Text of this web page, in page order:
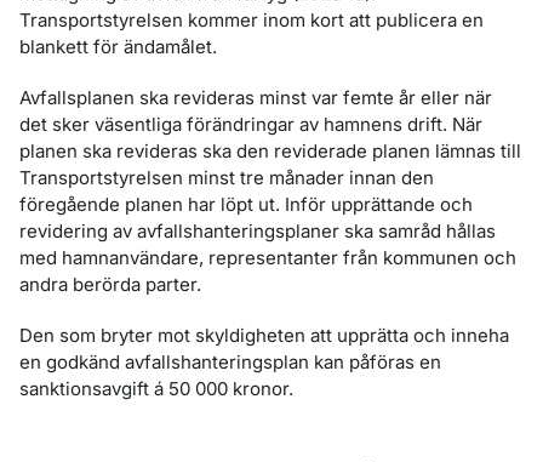
Transportstyrelsen kommer inom kort att publicera en
blankett för ändamålet.
Avfallsplanen ska revideras minst var femte år eller när
det sker väsentliga förändringar av hamnens drift. När
planen ska revideras ska den reviderade planen lämnas till
Transportstyrelsen minst tre månader innan den
föregående planen har löpt ut. Inför upprättande och
revidering av avfallshanteringsplaner ska samråd hållas
med hamnanvändare, representanter från kommunen och
andra berörda parter.
Den som bryter mot skyldigheten att upprätta och inneha
en godkänd avfallshanteringsplan kan påföras en
sanktionsavgift á 50 000 kronor.